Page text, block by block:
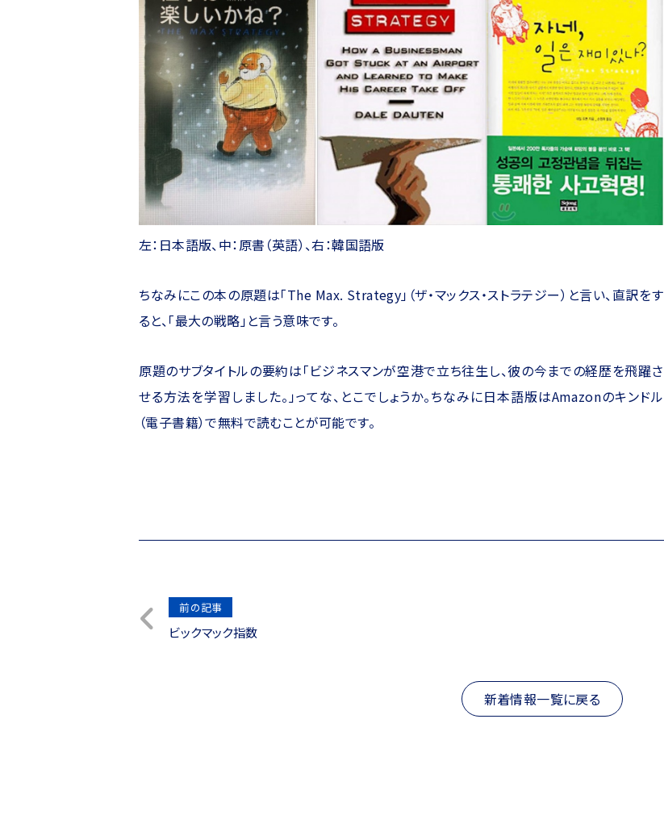
左：日本語版、中：原書（英語）、右：韓国語版
ちなみにこの本の原題は「The Max. Strategy」（ザ・マックス・ストラテジー）と言い、直訳をす
ると、「最大の戦略」と言う意味です。
原題のサブタイトルの要約は「ビジネスマンが空港で立ち往生し、彼の今までの経歴を飛躍さ
せる方法を学習しました。」ってな、とこでしょうか。ちなみに日本語版はAmazonのキンドル
（電子書籍）で無料で読むことが可能です。
投
稿
前の記事
ビックマック指数
新着情報一覧に戻る